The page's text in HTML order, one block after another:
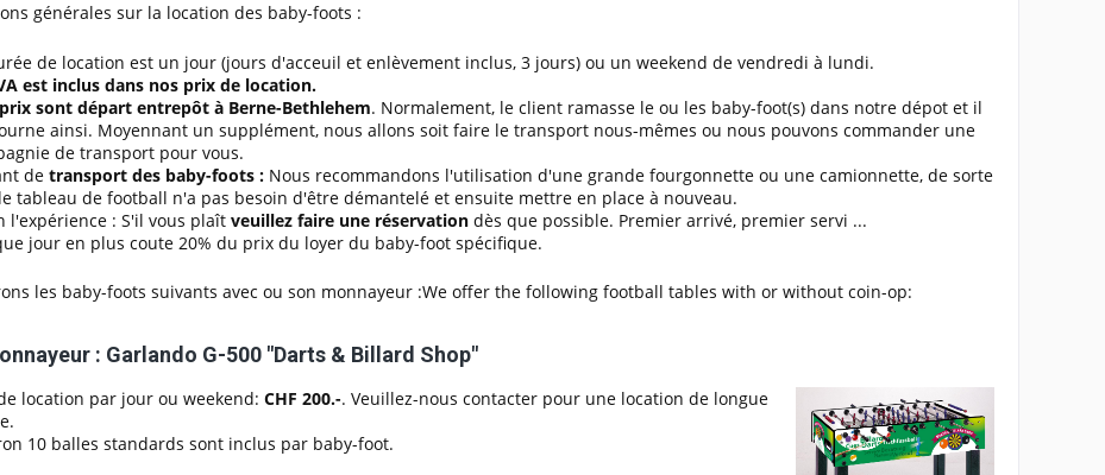
générales sur la location des baby-foots :
de location est un jour (jours d'acceuil et enlèvement inclus, 3 jours) ou un weekend de vendredi à lundi.
est inclus dans nos prix de location.
sont départ entrepôt à Berne-Bethlehem. Normalement, le client ramasse le ou les baby-foot(s) dans notre dépot et il
ainsi. Moyennant un supplément, nous allons soit faire le transport nous-mêmes ou nous pouvons commander une
de transport pour vous.
de transport des baby-foots : Nous recommandons l'utilisation d'une grande fourgonnette ou une camionnette, de sorte
tableau de football n'a pas besoin d'être démantelé et ensuite mettre en place à nouveau.
l'expérience : S'il vous plaît veuillez faire une réservation dès que possible. Premier arrivé, premier servi ...
jour en plus coute 20% du prix du loyer du baby-foot spécifique.
les baby-foots suivants avec ou son monnayeur :We offer the following football tables with or without coin-op:
: Garlando G-500 "Darts & Billard Shop"
location par jour ou weekend: CHF 200.-. Veuillez-nous contacter pour une location de longue
10 balles standards sont inclus par baby-foot.